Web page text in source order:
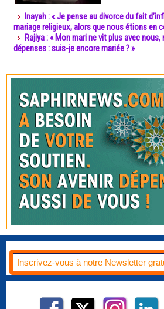
Inayah : « Je pense au divorce du fait
mariage religieux, alors que nous étions en
Rajiya : « Mon mari ne vit plus avec
dépenses : suis-je encore mariée ? »